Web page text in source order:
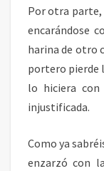
Por otra parte,
encarándose
harina de otro
portero pierde
lo hiciera con
injustificada.
Como ya
enzarzó con